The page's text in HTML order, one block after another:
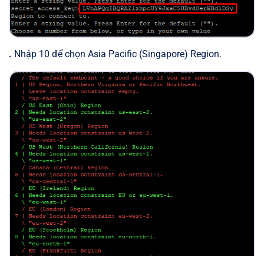
. Nhập 10 để chọn Asia Pacific (Singapore) Region.